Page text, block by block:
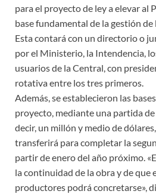
para el proyecto de ley a elevar al
base fundamental de la gestión
Esta contará con un directorio o
por el Ministerio, la Intendencia,
usuarios de la Central, con
rotativa entre los tres primeros.
Además, se establecieron las
proyecto, mediante una partida
decir, un millón y medio de
transferirá para completar la
partir de enero del año próximo.
la continuidad de la obra y de que
productores podrá concretarse»,